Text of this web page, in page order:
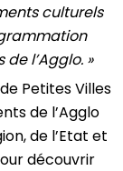
culturels
l’Agglo. »
Petites Villes
de l’Agglo
de l’Etat et
découvrir